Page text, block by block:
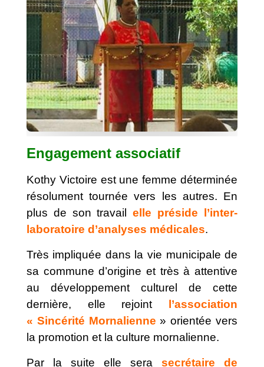
Engagement associatif
Kothy Victoire est une femme déterminée
résolument tournée vers les autres. En
plus de son travail
elle préside l’inter-
laboratoire d’analyses médicales.
Très impliquée dans la vie municipale de
sa commune d’origine et très à attentive
au développement culturel de cette
dernière, elle rejoint
l’association
« Sincérité Mornalienne» orientée vers
la promotion et la culture mornalienne.
Par la suite elle serasecrétaire de